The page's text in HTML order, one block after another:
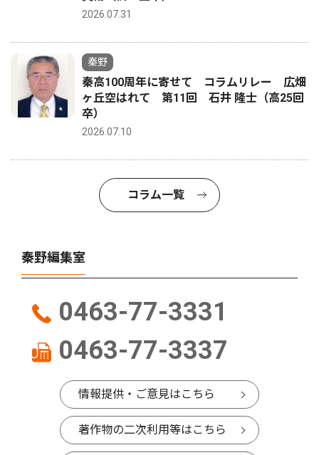
2026.07.31
秦野
秦高100周年に寄せて コラムリレー 広畑
ヶ丘空はれて 第11回 石井 隆士（高25回
卒）
2026.07.10
コラム一覧
秦野編集室
0463-77-3331
0463-77-3337
情報提供・ご意見はこちら
著作物の二次利用等はこちら